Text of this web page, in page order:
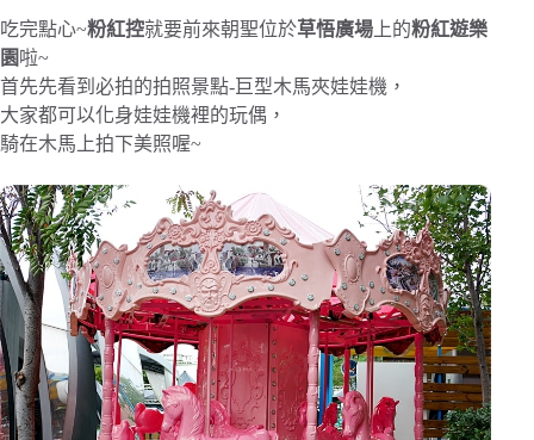
吃完點心~粉紅控就要前來朝聖位於草悟廣場 上的粉紅遊樂
園啦~
首先先看到必拍的拍照景點-巨型木馬夾娃娃機，
大家都可以化身娃娃機裡的玩偶，
騎在木馬上拍下美照喔~